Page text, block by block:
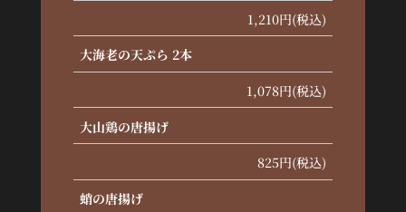
1,210円(税込)
大海老の天ぷら 2本
1,078円(税込)
大山鶏の唐揚げ
825円(税込)
蛸の唐揚げ